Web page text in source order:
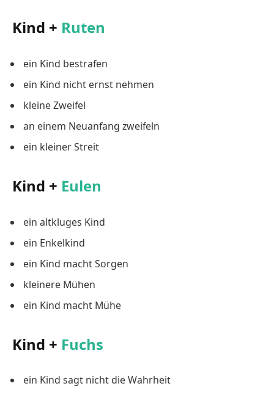
Kind + Ruten
ein Kind bestrafen
ein Kind nicht ernst nehmen
kleine Zweifel
an einem Neuanfang zweifeln
ein kleiner Streit
Kind + Eulen
ein altkluges Kind
ein Enkelkind
ein Kind macht Sorgen
kleinere Mühen
ein Kind macht Mühe
Kind + Fuchs
ein Kind sagt nicht die Wahrheit